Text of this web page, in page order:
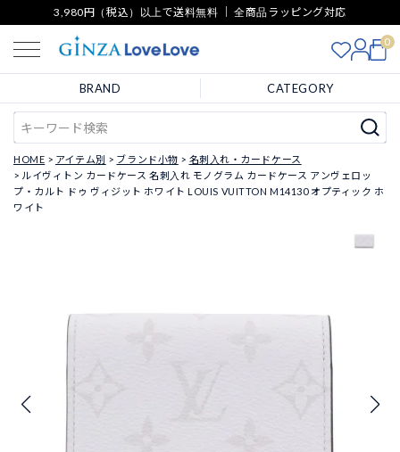
3,980円（税込）以上で送料無料 ｜ 全商品ラッピング対応
0
BRAND CATEGORY
HOME アイテム別 ブランド小物
名刺入れ・カードケース
ルイヴィトン カードケース 名刺入れ モノグラム カードケース アンヴェロッ
プ・カルト ドゥ ヴィジット ホワイト LOUIS VUITTON M14130 オプティック ホ
ワイト